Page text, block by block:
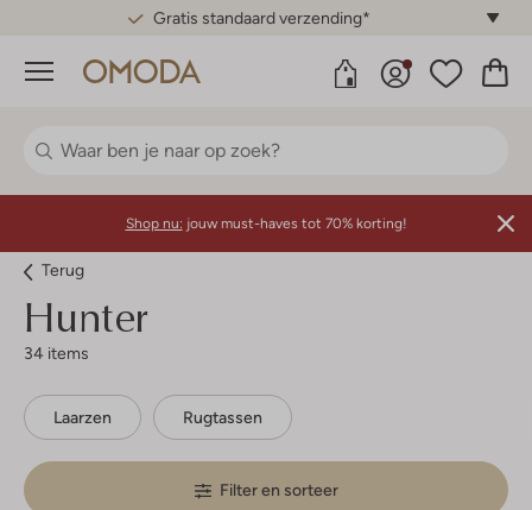
Gratis standaard verzending*
Menu
Shop nu: jouw must-haves tot 70% korting!
Terug
Hunter
34 items
Laarzen Rugtassen
Filter en sorteer